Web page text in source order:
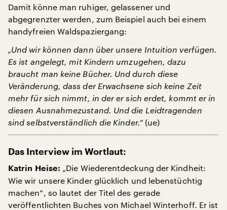
Damit könne man ruhiger, gelassener und
abgegrenzter werden, zum Beispiel auch bei einem
handyfreien Waldspaziergang:
„Und wir können dann über unsere Intuition verfügen.
Es ist angelegt, mit Kindern umzugehen, dazu
braucht man keine Bücher. Und durch diese
Veränderung, dass der Erwachsene sich keine Zeit
mehr für sich nimmt, in der er sich erdet, kommt er in
diesen Ausnahmezustand. Und die Leidtragenden
sind selbstverständlich die Kinder.“ (ue)
Das Interview im Wortlaut:
Katrin Heise: „Die Wiederentdeckung der Kindheit:
Wie wir unsere Kinder glücklich und lebenstüchtig
machen“, so lautet der Titel des gerade
veröffentlichten Buches von Michael Winterhoff. Er ist